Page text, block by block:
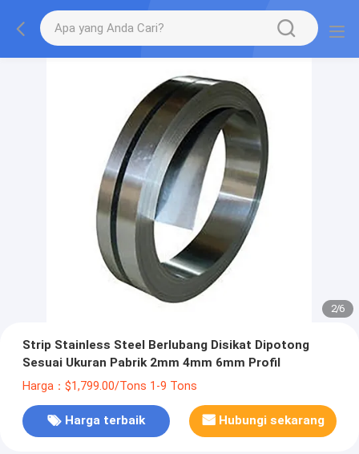
2/6
Strip Stainless Steel Berlubang Disikat Dipotong
Sesuai Ukuran Pabrik 2mm 4mm 6mm Profil
Harga：$1,799.00/Tons 1-9 Tons
Harga terbaik Hubungi sekarang